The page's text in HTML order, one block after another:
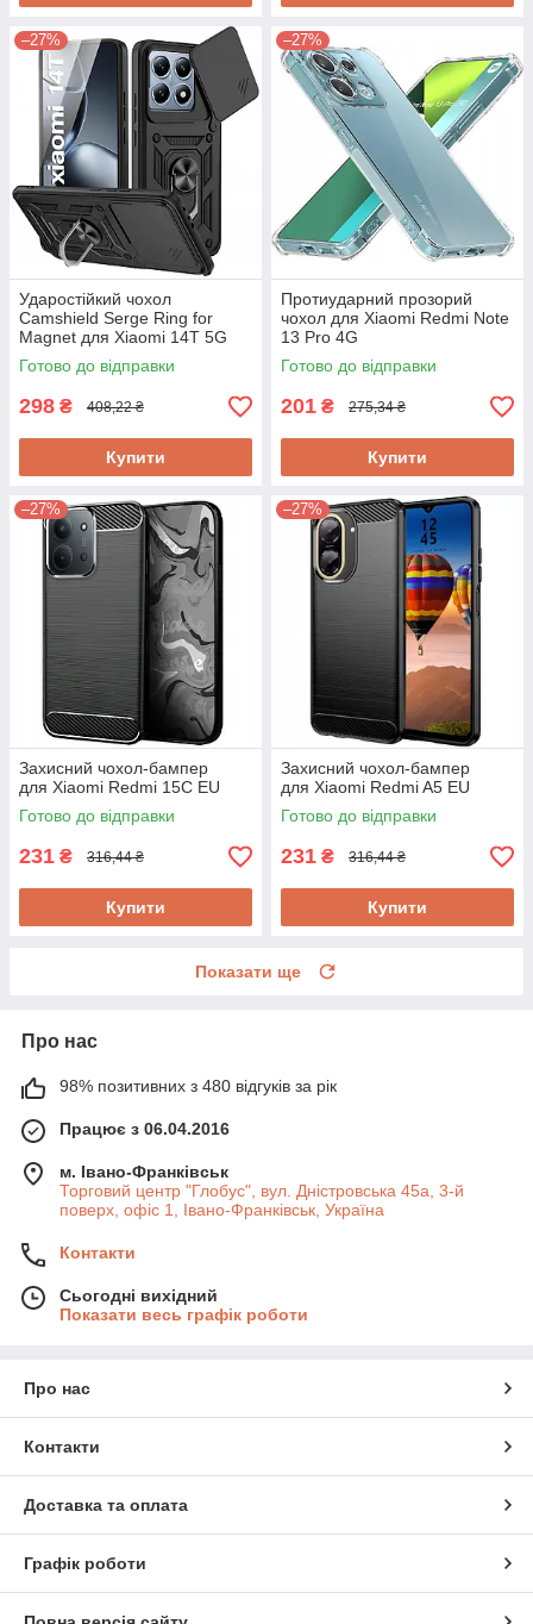
–27%
Ударостійкий чохол
Camshield Serge Ring for
Magnet для Xiaomi 14T 5G
Готово до відправки
298 ₴ 408,22 ₴
Купити
–27%
Протиударний прозорий
чохол для Xiaomi Redmi Note
13 Pro 4G
Готово до відправки
201 ₴ 275,34 ₴
Купити
–27%
Захисний чохол-бампер
для Xiaomi Redmi 15C EU​​​​​​​
Готово до відправки
231 ₴ 316,44 ₴
Купити
–27%
Захисний чохол-бампер
для Xiaomi Redmi A5 EU
Готово до відправки
231 ₴ 316,44 ₴
Купити
Показати ще
Про нас
98% позитивних з 480 відгуків за рік
Працює з 06.04.2016
м. Івано-Франківськ
Торговий центр "Глобус", вул. Дністровська 45а, 3-й
поверх, офіс 1, Івано-Франківськ, Україна
Контакти
Сьогодні вихідний
Показати весь графік роботи
Про нас
Контакти
Доставка та оплата
Графік роботи